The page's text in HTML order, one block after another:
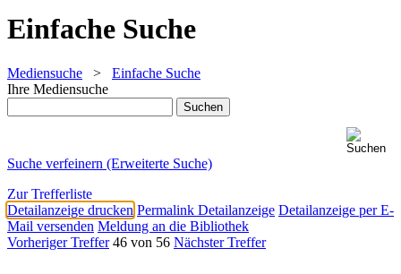
Einfache Suche
Mediensuche > Einfache Suche
Ihre Mediensuche
Suche verfeinern (Erweiterte Suche)
Zur Trefferliste
Detailanzeige drucken Permalink Detailanzeige Detailanzeige per E-
Mail versenden Meldung an die Bibliothek
Vorheriger Treffer 46 von 56 Nächster Treffer